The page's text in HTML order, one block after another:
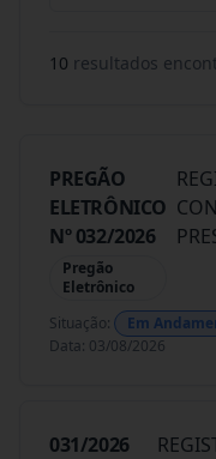
10 resultados
PREGÃO
ELETRÔNICO
Nº 032/2026
Pregão
Eletrônico
Situação:
Em
Data: 03/08/2026
031/2026